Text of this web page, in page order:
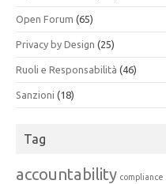
Open Forum (65)
Privacy by Design (25)
Ruoli e Responsabilità (46)
Sanzioni (18)
Tag
accountability compliance